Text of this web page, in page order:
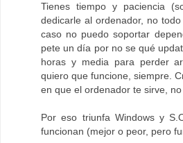
Tienes tiempo y paciencia
dedicarle al ordenador, no
caso no puedo soportar
pete un día por no se qué
horas y media para perder
quiero que funcione, siempre.
en que el ordenador te sirve,
Por eso triunfa Windows y
funcionan (mejor o peor, pero